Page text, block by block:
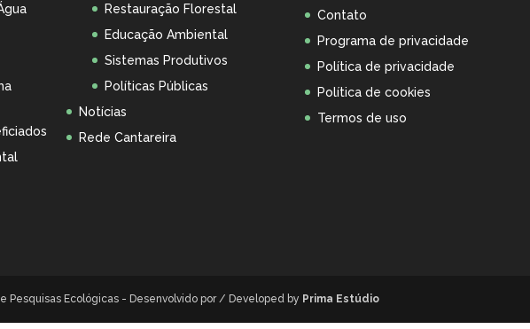
Restauração Florestal
Educação Ambiental
Sistemas Produtivos
Políticas Públicas
Notícias
Rede Cantareira
Contato
Programa de privacidade
Política de privacidade
Política de cookies
Termos de uso
Pesquisas Ecológicas - Desenvolvido por / Developed by Prima Estúdio